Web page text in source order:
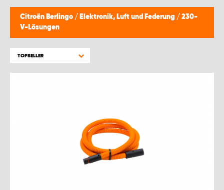
Citroën Berlingo / Elektronik, Luft und Federung / 230-
V-Lösungen
TOPSELLER